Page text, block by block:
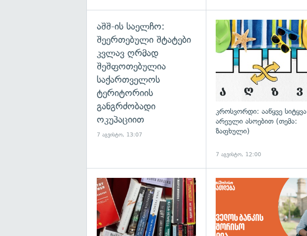
აშშ-ის საელჩო:
შეერთებული შტატები
კვლავ ღრმად
შეშფოთებულია
საქართველოს
ტერიტორიის
განგრძობადი
ოკუპაციით
7 აგვისტო, 13:07
კროსვორდი: ააწყვე სიტყვა
არეული ასოებით (თემა:
ზაფხული)
7 აგვისტო, 12:00
გადახედვა